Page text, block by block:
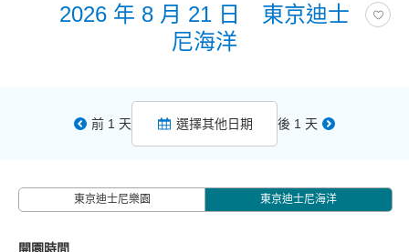
2026 年 8 月 21 日 東京迪士
尼海洋
前 1 天 選擇其他日期 後 1 天
東京迪士尼樂園 東京迪士尼海洋
開園時間